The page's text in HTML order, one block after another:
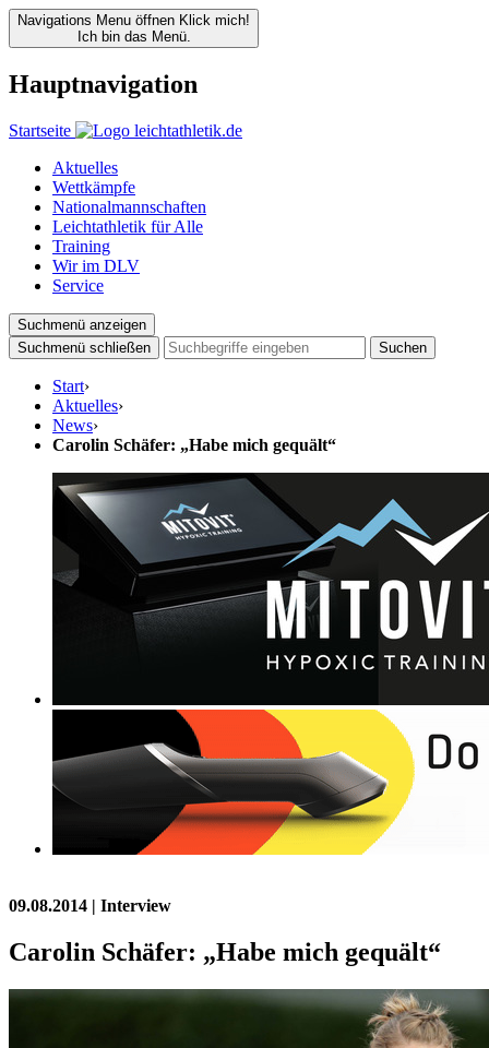
Navigations Menu öffnen Klick mich!
Ich bin das Menü.
Hauptnavigation
Startseite
Aktuelles
Wettkämpfe
Nationalmannschaften
Leichtathletik für Alle
Training
Wir im DLV
Service
Suchmenü anzeigen
Suchmenü schließen
Suchen
Start›
Aktuelles›
News›
Carolin Schäfer: „Habe mich gequält“
09.08.2014 | Interview
Carolin Schäfer: „Habe mich gequält“